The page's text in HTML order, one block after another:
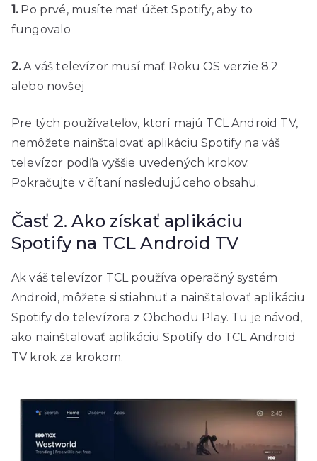
1.Po prvé, musíte mať účet Spotify, aby to
fungovalo
2.A váš televízor musí mať Roku OS verzie 8.2
alebo novšej
Pre tých používateľov, ktorí majú TCL Android TV,
nemôžete nainštalovať aplikáciu Spotify na váš
televízor podľa vyššie uvedených krokov.
Pokračujte v čítaní nasledujúceho obsahu.
Časť 2. Ako získať aplikáciu
Spotify na TCL Android TV
Ak váš televízor TCL používa operačný systém
Android, môžete si stiahnuť a nainštalovať aplikáciu
Spotify do televízora z Obchodu Play. Tu je návod,
ako nainštalovať aplikáciu Spotify do TCL Android
TV krok za krokom.